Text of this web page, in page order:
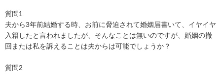
質問1
夫から3年前結婚する時、お前に脅迫されて婚姻届書いて、イヤイヤ
入籍したと言われましたが、そんなことは無いのですが、婚姻の撤
回または私を訴えることは夫からは可能でしょうか？
質問2